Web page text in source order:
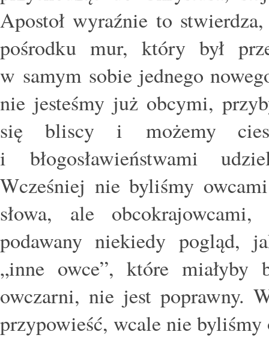
Apostoł wyraźnie to
pośrodku mur, który był
w samym sobie jednego
nie jesteśmy już obcymi,
się bliscy i możemy
i błogosławieństwami
Wcześniej nie byliśmy
słowa, ale
podawany niekiedy pogląd,
„inne owce”, które miałyby
owczarni, nie jest poprawny.
przypowieść, wcale nie